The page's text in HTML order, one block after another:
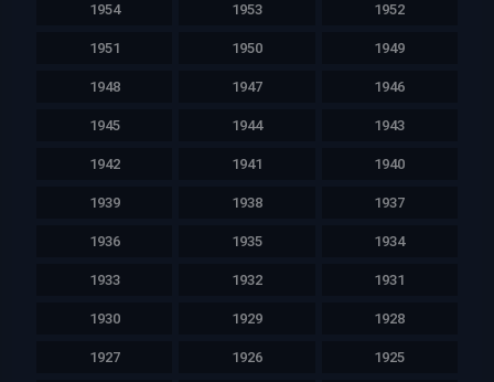
1954 1953 1952
1951 1950 1949
1948 1947 1946
1945 1944 1943
1942 1941 1940
1939 1938 1937
1936 1935 1934
1933 1932 1931
1930 1929 1928
1927 1926 1925